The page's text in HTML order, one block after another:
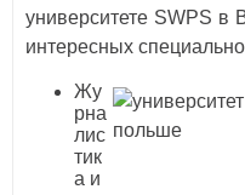
университете SWPS в
интересных
Жу
рна
лис
тик
а и